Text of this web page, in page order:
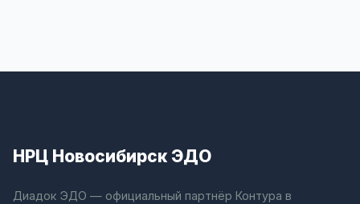
НРЦ Новосибирск ЭДО
Диадок ЭДО — официальный партнёр Контура в